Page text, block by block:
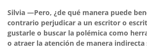
Silvia —Pero, ¿de qué manera puede
contrario perjudicar a un escritor o
gustarle o buscar la polémica como
o atraer la atención de manera indirecta